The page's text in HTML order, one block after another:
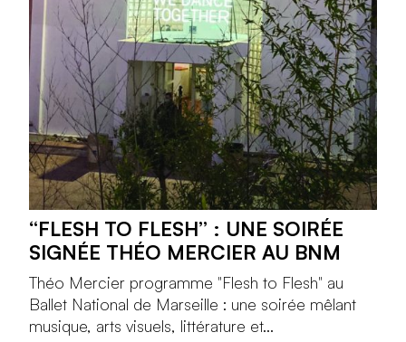
“FLESH TO FLESH” : UNE SOIRÉE
SIGNÉE THÉO MERCIER AU BNM
Théo Mercier programme "Flesh to Flesh" au
Ballet National de Marseille : une soirée mêlant
musique, arts visuels, littérature et...